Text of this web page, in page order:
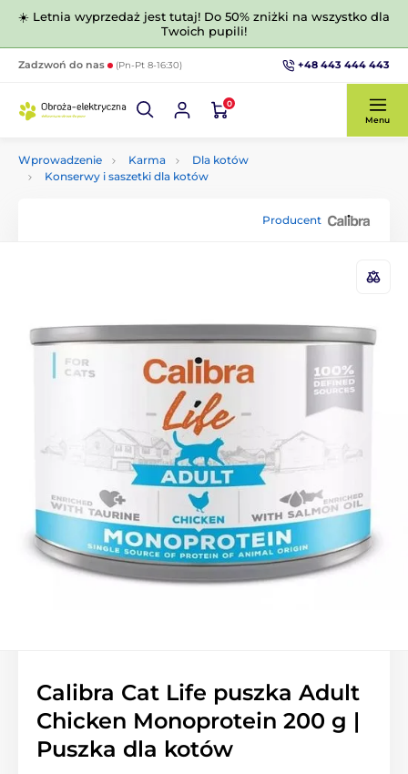
☀️ Letnia wyprzedaż jest tutaj! Do 50% zniżki na wszystko dla
Twoich pupili!
Zadzwoń do nas (Pn-Pt 8-16:30) +48 443 444 443
0
Menu
Wprowadzenie Karma
Dla kotów
Konserwy i saszetki dla kotów
Producent
Calibra Cat Life puszka Adult
Chicken Monoprotein 200 g |
Puszka dla kotów